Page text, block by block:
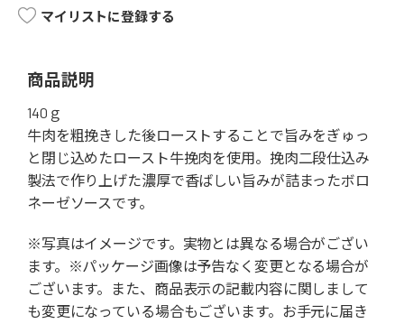
マイリストに登録する
商品説明
140ｇ
牛肉を粗挽きした後ローストすることで旨みをぎゅっ
と閉じ込めたロースト牛挽肉を使用。挽肉二段仕込み
製法で作り上げた濃厚で香ばしい旨みが詰まったボロ
ネーゼソースです。
※写真はイメージです。実物とは異なる場合がござい
ます。※パッケージ画像は予告なく変更となる場合が
ございます。また、商品表示の記載内容に関しまして
も変更になっている場合もございます。お手元に届き